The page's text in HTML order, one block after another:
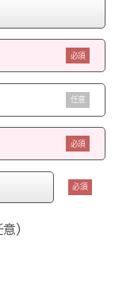
必須
任意
必須
必須
）